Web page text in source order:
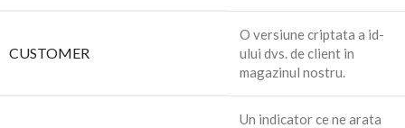
CUSTOMER
O versiune criptata a id-
ului dvs. de client in
magazinul nostru.
Un indicator ce ne arata